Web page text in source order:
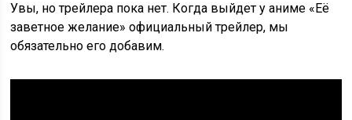
Увы, но трейлера пока нет. Когда выйдет у аниме «Её
заветное желание» официальный трейлер, мы
обязательно его добавим.